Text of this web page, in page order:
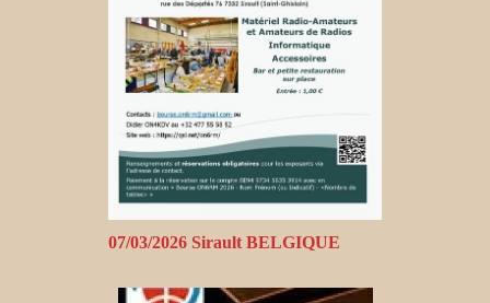
07/03/2026 Sirault BELGIQUE